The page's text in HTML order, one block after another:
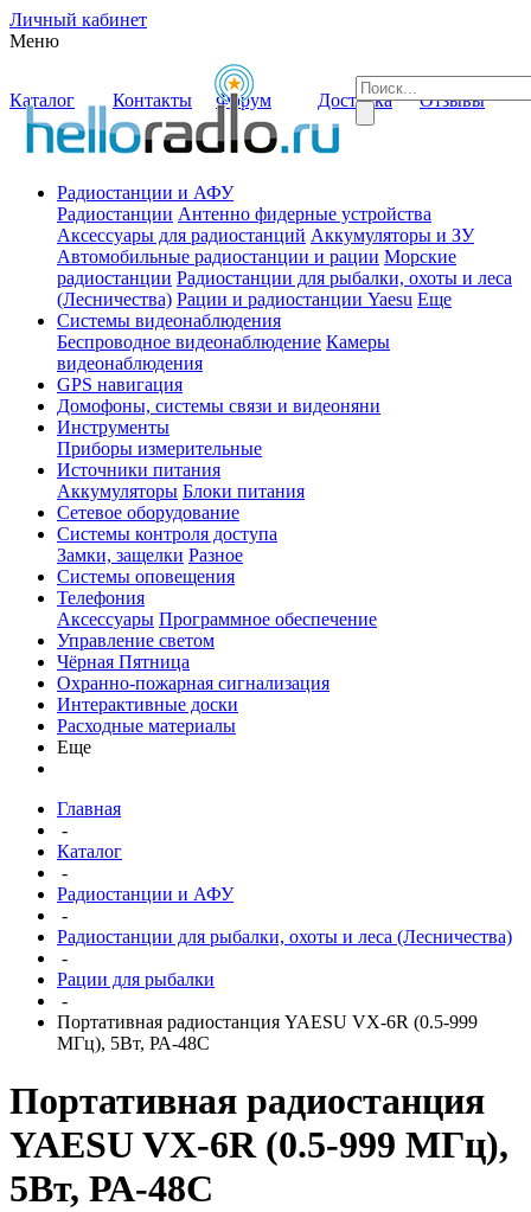
Личный кабинет
Меню
Каталог Контакты Форум Доставка Отзывы
Радиостанции и АФУ
Радиостанции Антенно фидерные устройства
Аксессуары для радиостанций Аккумуляторы и ЗУ
Автомобильные радиостанции и рации Морские
радиостанции Радиостанции для рыбалки, охоты и леса
(Лесничества) Рации и радиостанции Yaesu Еще
Системы видеонаблюдения
Беспроводное видеонаблюдение Камеры
видеонаблюдения
GPS навигация
Домофоны, системы связи и видеоняни
Инструменты
Приборы измерительные
Источники питания
Аккумуляторы Блоки питания
Сетевое оборудование
Системы контроля доступа
Замки, защелки Разное
Системы оповещения
Телефония
Аксессуары Программное обеспечение
Управление светом
Чёрная Пятница
Охранно-пожарная сигнализация
Интерактивные доски
Расходные материалы
Еще
Главная
-
Каталог
-
Радиостанции и АФУ
-
Радиостанции для рыбалки, охоты и леса (Лесничества)
-
Рации для рыбалки
-
Портативная радиостанция YAESU VX-6R (0.5-999
МГц), 5Вт, РА-48C
Портативная радиостанция
YAESU VX-6R (0.5-999 МГц),
5Вт, РА-48C